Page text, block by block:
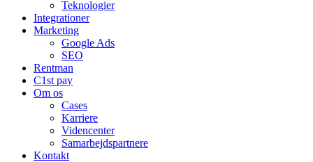
Teknologier
Integrationer
Marketing
Google Ads
SEO
Rentman
C1st pay
Om os
Cases
Karriere
Videncenter
Samarbejdspartnere
Kontakt